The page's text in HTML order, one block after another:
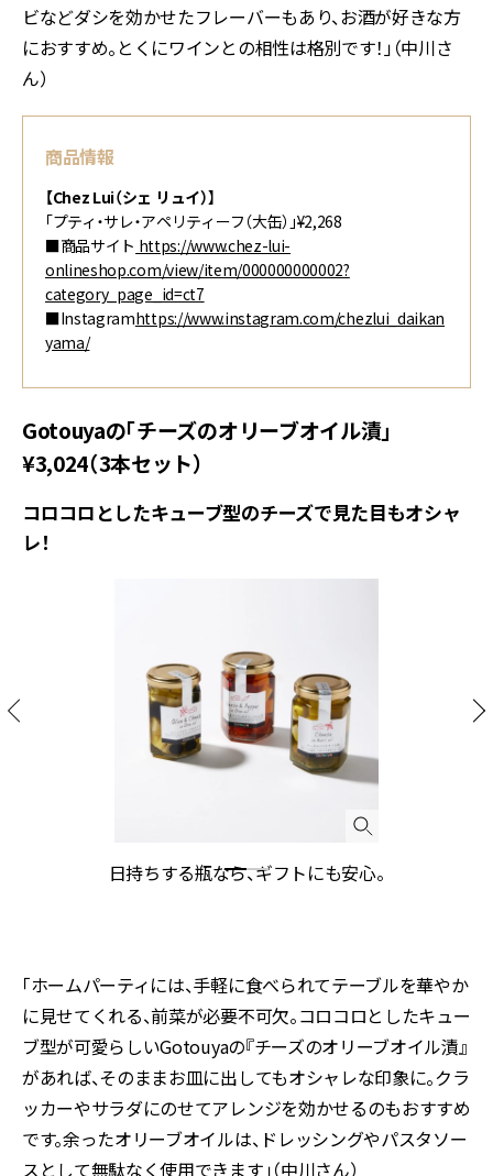
ビなどダシを効かせたフレーバーもあり、お酒が好きな方
におすすめ。とくにワインとの相性は格別です！」（中川さ
ん）
商品情報
【Chez Lui（シェ リュイ）】
「プティ・サレ・アペリティーフ（大缶）」¥2,268
■商品サイト https://www.chez-lui-
onlineshop.com/view/item/000000000002?
category_page_id=ct7
■Instagramhttps://www.instagram.com/chezlui_daikan
yama/
Gotouyaの「チーズのオリーブオイル漬」
¥3,024（3本セット）
コロコロとしたキューブ型のチーズで見た目もオシャ
レ！
日持ちする瓶なら、ギフトにも安心。
「ホームパーティには、手軽に食べられてテーブルを華やか
に見せてくれる、前菜が必要不可欠。コロコロとしたキュー
ブ型が可愛らしいGotouyaの『チーズのオリーブオイル漬』
があれば、そのままお皿に出してもオシャレな印象に。クラ
ッカーやサラダにのせてアレンジを効かせるのもおすすめ
です。余ったオリーブオイルは、ドレッシングやパスタソー
スとして無駄なく使用できます」（中川さん）